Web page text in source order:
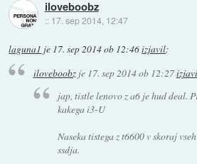
iloveboobz
:: 17. sep 2014, 12:47
laguna1 je 17. sep 2014 ob 12:46izjavil:
iloveboobzje 17. sep 2014 ob 12:27
jap, tistle lenovo z a6 je hud deal.
kakega i3-U
Naseka tistega z t6600 v skoraj
ssdja.